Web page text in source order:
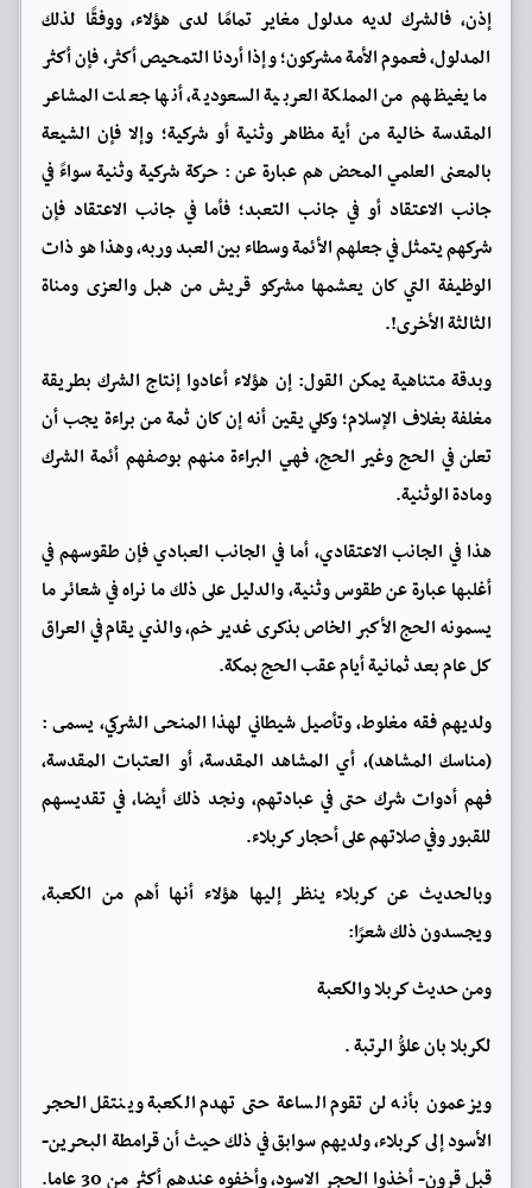
إذن، فالشرك لديه مدلول مغاير تمامًا لدى هؤلاء، ووفقًا لذلك
المدلول، فعموم الأمة مشركون؛ وإذا أردنا التمحيص أكثر، فإن أكثر
ما يغيظهم من المملكة العربية السعودية، أنها جعلت المشاعر
المقدسة خالية من أية مظاهر وثنية أو شركية؛ وإلا فإن الشيعة
بالمعنى العلمي المحض هم عبارة عن : حركة شركية وثنية سواءً في
جانب الاعتقاد أو في جانب التعبد؛ فأما في جانب الاعتقاد فإن
شركهم يتمثل في جعلهم الأئمة وسطاء بين العبد وربه، وهذا هو ذات
الوظيفة التي كان يعشمها مشركو قريش من هبل والعزى ومناة
الثالثة الأخرى!.
وبدقة متناهية يمكن القول: إن هؤلاء أعادوا إنتاج الشرك بطريقة
مغلفة بغلاف الإسلام؛ وكلي يقين أنه إن كان ثمة من براءة يجب أن
تعلن في الحج وغير الحج، فهي البراءة منهم بوصفهم أئمة الشرك
ومادة الوثنية.
هذا في الجانب الاعتقادي، أما في الجانب العبادي فإن طقوسهم في
أغلبها عبارة عن طقوس وثنية، والدليل على ذلك ما نراه في شعائر ما
يسمونه الحج الأكبر الخاص بذكرى غدير خم، والذي يقام في العراق
كل عام بعد ثمانية أيام عقب الحج بمكة.
ولديهم فقه مغلوط، وتأصيل شيطاني لهذا المنحى الشركي، يسمى :
(مناسك المشاهد)، أي المشاهد المقدسة، أو العتبات المقدسة،
فهم أدوات شرك حتى في عبادتهم، ونجد ذلك أيضا، في تقديسهم
للقبور وفي صلاتهم على أحجار كربلاء.
وبالحديث عن كربلاء ينظر إليها هؤلاء أنها أهم من الكعبة،
ويجسدون ذلك شعرًا:
ومن حديث كربلا والكعبة
لكربلا بان علوُّ الرتبة .
ويزعمون بأنه لن تقوم الساعة حتى تهدم الكعبة وينتقل الحجر
الأسود إلى كربلاء، ولديهم سوابق في ذلك حيث أن قرامطة البحرين-
قبل قرون- أخذوا الحجر الاسود، وأخفوه عندهم أكثر من 30 عاما.